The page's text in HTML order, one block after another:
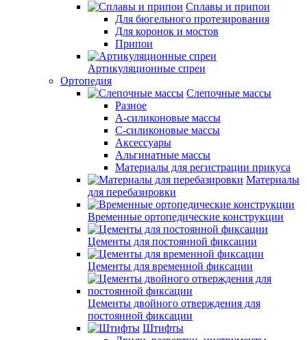
Сплавы и припои
Для бюгельного протезирования
Для коронок и мостов
Припои
Артикуляционные спреи
Ортопедия
Слепочные массы
Разное
А-силиконовые массы
С-силиконовые массы
Аксессуары
Альгинатные массы
Материалы для регистрации прикуса
Материалы
для перебазировки
Временные ортопедические конструкции
Цементы для постоянной фиксации
Цементы для временной фиксации
Цементы двойного отверждения для
постоянной фиксации
Штифты